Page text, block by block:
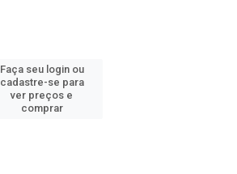
Faça seu login ou
cadastre-se para
ver preços e
comprar